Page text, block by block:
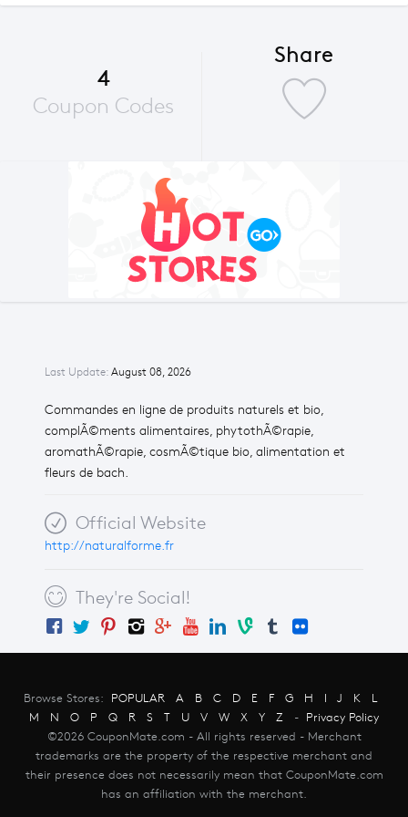
Last Update: August 08, 2026
Commandes en ligne de produits naturels et bio,
complÃ©ments alimentaires, phytothÃ©rapie,
aromathÃ©rapie, cosmÃ©tique bio, alimentation et
fleurs de bach.
Official Website
http://naturalforme.fr
They're Social!
4
Coupon Codes
Share
Browse Stores: POPULAR A B C D E F G H I J K
L
M
N O P Q R S T U V W X Y Z - Privacy Policy
©2026 CouponMate.com - All rights reserved - Merchant
trademarks are the property of the respective merchant and
their presence does not necessarily mean that CouponMate.com
has an affiliation with the merchant.